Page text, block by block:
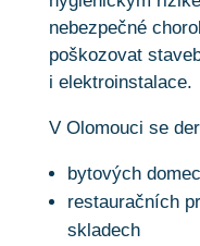
nebezpečné
poškozovat
i elektroinstalace.
V Olomouci se
bytových
restauračních
skladech